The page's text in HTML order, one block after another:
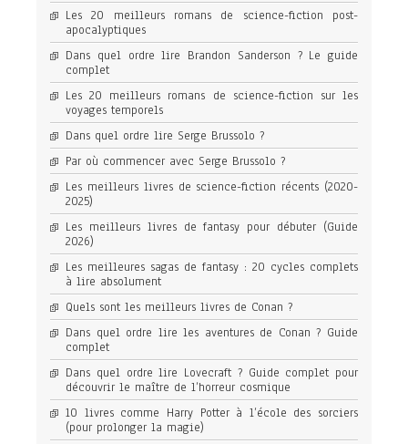
Les 20 meilleurs romans de science-fiction post-
apocalyptiques
Dans quel ordre lire Brandon Sanderson ? Le guide
complet
Les 20 meilleurs romans de science-fiction sur les
voyages temporels
Dans quel ordre lire Serge Brussolo ?
Par où commencer avec Serge Brussolo ?
Les meilleurs livres de science-fiction récents (2020-
2025)
Les meilleurs livres de fantasy pour débuter (Guide
2026)
Les meilleures sagas de fantasy : 20 cycles complets
à lire absolument
Quels sont les meilleurs livres de Conan ?
Dans quel ordre lire les aventures de Conan ? Guide
complet
Dans quel ordre lire Lovecraft ? Guide complet pour
découvrir le maître de l’horreur cosmique
10 livres comme Harry Potter à l’école des sorciers
(pour prolonger la magie)